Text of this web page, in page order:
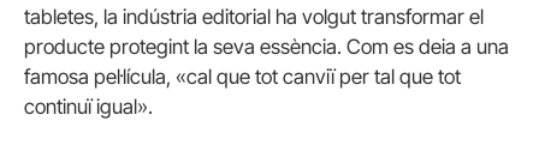
tabletes, la indústria editorial ha volgut transformar el
producte protegint la seva essència. Com es deia a una
famosa pel·lícula, «cal que tot canviï per tal que tot
continuï igual».